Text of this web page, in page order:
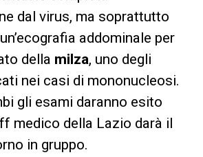
dal virus, ma soprattutto
addominale per
della milza, uno degli
nei casi di mononucleosi.
gli esami daranno esito
medico della Lazio darà il
in gruppo.